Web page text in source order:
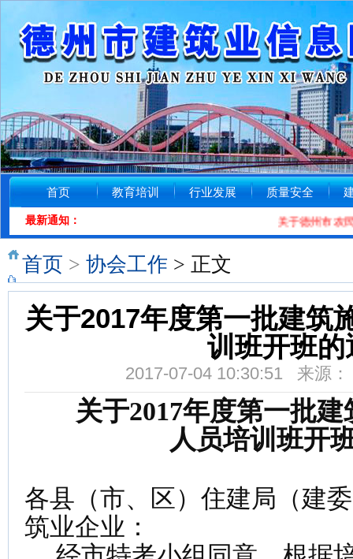
首页 教育培训 行业发展 质量安全
最新通知： 关于德州市农民
首页 > 协会工作 > 正文
关于2017年度第一批建筑
训班开班的
2017-07-04 10:30:51 来源
关于2017年度第一批
人员培训班开
各县（市、区）住建局（建
筑业企业：